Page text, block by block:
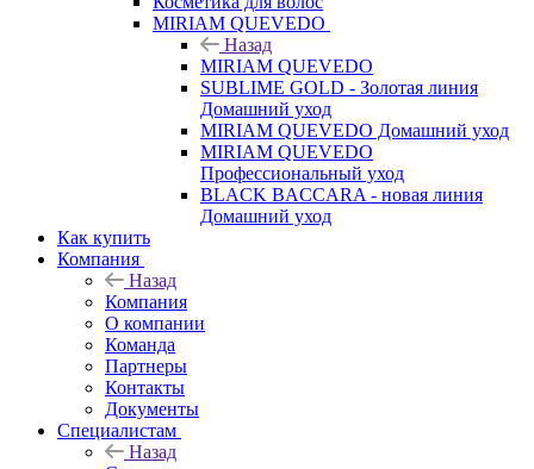
MIRIAM QUEVEDO
Назад
MIRIAM QUEVEDO
SUBLIME GOLD - Золотая линия
Домашний уход
MIRIAM QUEVEDO Домашний уход
MIRIAM QUEVEDO
Профессиональный уход
BLACK BACCARA - новая линия
Домашний уход
Как купить
Компания
Назад
Компания
О компании
Команда
Партнеры
Контакты
Документы
Специалистам
Назад